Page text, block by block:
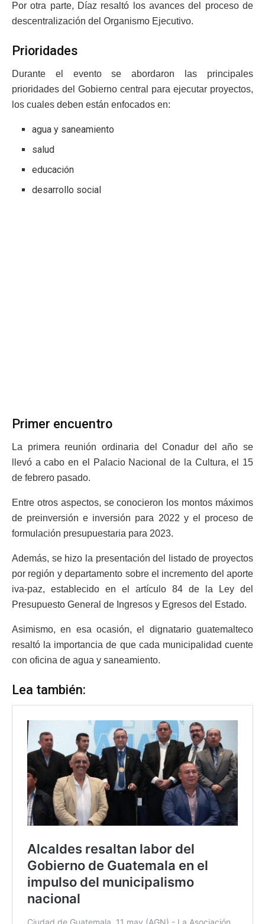
Por otra parte, Díaz resaltó los avances del proceso de
descentralización del Organismo Ejecutivo.
Prioridades
Durante el evento se abordaron las principales
prioridades del Gobierno central para ejecutar proyectos,
los cuales deben están enfocados en:
agua y saneamiento
salud
educación
desarrollo social
Primer encuentro
La primera reunión ordinaria del Conadur del año se
llevó a cabo en el Palacio Nacional de la Cultura, el 15
de febrero pasado.
Entre otros aspectos, se conocieron los montos máximos
de preinversión e inversión para 2022 y el proceso de
formulación presupuestaria para 2023.
Además, se hizo la presentación del listado de proyectos
por región y departamento sobre el incremento del aporte
iva-paz, establecido en el artículo 84 de la Ley del
Presupuesto General de Ingresos y Egresos del Estado.
Asimismo, en esa ocasión, el dignatario guatemalteco
resaltó la importancia de que cada municipalidad cuente
con oficina de agua y saneamiento.
Lea también: